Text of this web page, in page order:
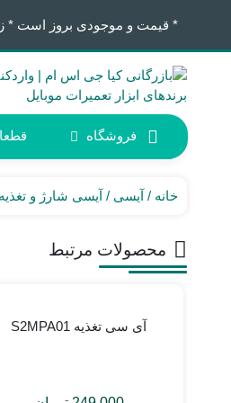
* قیمت و موجودی بروز است * زمان
فروشگاه
خانه آیسی آیسی شارژ و تغذیه
محصولات مرتبط
آی سی تغذیه S2MPA01